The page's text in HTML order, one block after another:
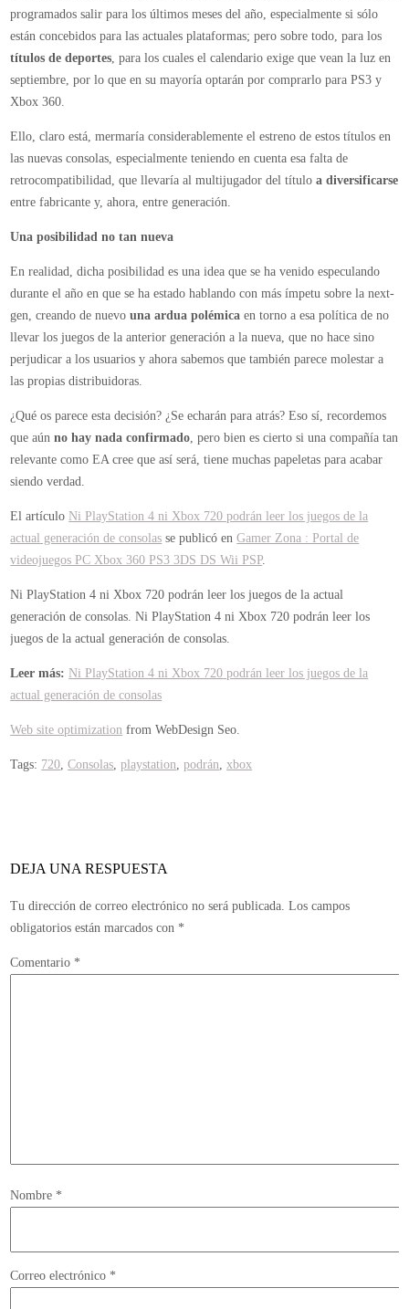
programados salir para los últimos meses del año, especialmente si sólo
están concebidos para las actuales plataformas; pero sobre todo, para los
títulos de deportes, para los cuales el calendario exige que vean la luz en
septiembre, por lo que en su mayoría optarán por comprarlo para PS3 y
Xbox 360.
Ello, claro está, mermaría considerablemente el estreno de estos títulos en
las nuevas consolas, especialmente teniendo en cuenta esa falta de
retrocompatibilidad, que llevaría al multijugador del título a diversificarse
entre fabricante y, ahora, entre generación.
Una posibilidad no tan nueva
En realidad, dicha posibilidad es una idea que se ha venido especulando
durante el año en que se ha estado hablando con más ímpetu sobre la next-
gen, creando de nuevouna ardua polémica en torno a esa política de no
llevar los juegos de la anterior generación a la nueva, que no hace sino
perjudicar a los usuarios y ahora sabemos que también parece molestar a
las propias distribuidoras.
¿Qué os parece esta decisión? ¿Se echarán para atrás? Eso sí, recordemos
que aúnno hay nada confirmado, pero bien es cierto si una compañía tan
relevante como EA cree que así será, tiene muchas papeletas para acabar
siendo verdad.
El artículo Ni PlayStation 4 ni Xbox 720 podrán leer los juegos de la
actual generación de consolas se publicó enGamer Zona : Portal de
videojuegos PC Xbox 360 PS3 3DS DS Wii PSP.
Ni PlayStation 4 ni Xbox 720 podrán leer los juegos de la actual
generación de consolas.Ni PlayStation 4 ni Xbox 720 podrán leer los
juegos de la actual generación de consolas.
Leer más: Ni PlayStation 4 ni Xbox 720 podrán leer los juegos de la
actual generación de consolas
Web site optimization from WebDesign Seo.
Tags: 720,Consolas,playstation,podrán,xbox
DEJA UNA RESPUESTA
Tu dirección de correo electrónico no será publicada. Los campos
obligatorios están marcados con *
Comentario *
Nombre *
Correo electrónico *